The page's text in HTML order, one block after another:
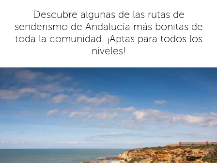
Descubre algunas de las rutas de
senderismo de Andalucía más bonitas de
toda la comunidad. ¡Aptas para todos los
niveles!